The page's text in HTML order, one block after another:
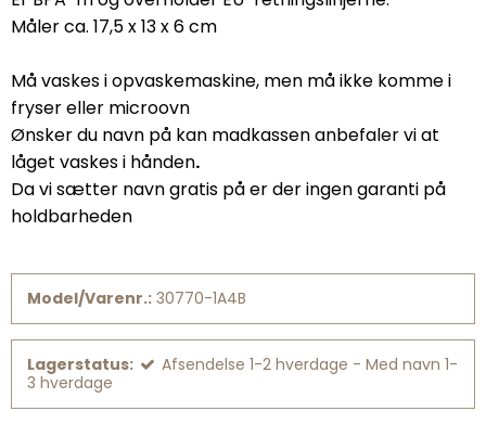
Måler ca. 17,5 x 13 x 6 cm
Må vaskes i opvaskemaskine, men må ikke komme i
fryser eller microovn
Ønsker du navn på kan madkassen anbefaler vi at
låget vaskes i hånden.
Da vi sætter navn gratis på er der ingen garanti på
holdbarheden
Model/Varenr.: 30770-1A4B
Lagerstatus:
Afsendelse 1-2 hverdage - Med navn 1-
3 hverdage